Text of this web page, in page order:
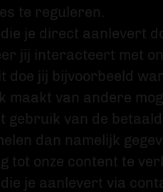
te reguleren.
je direct aanlevert
jij interacteert met
doe jij bijvoorbeeld
maakt van andere
gebruik van de
dan namelijk
tot onze content te
je aanlevert via